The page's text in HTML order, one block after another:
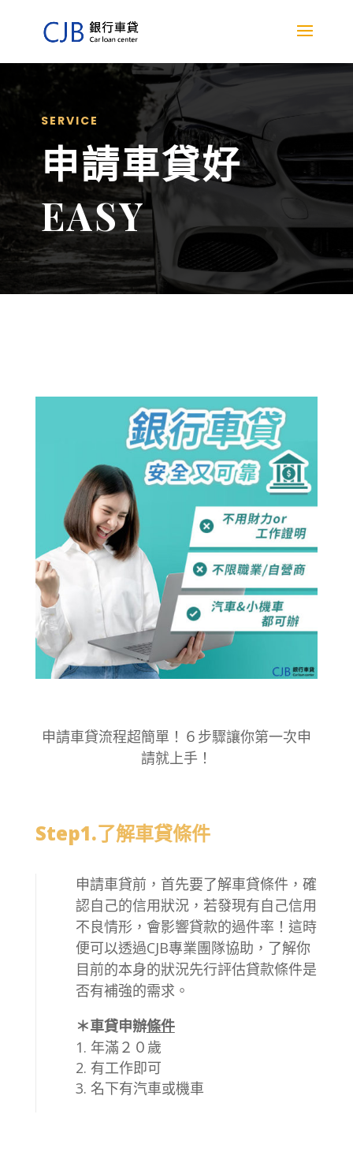
SERVICE
申請車貸好
EASY
申請車貸流程超簡單！６步驟讓你第一次申
請就上手！
Step1.了解車貸條件
申請車貸前，首先要了解車貸條件，確
認自己的信用狀況，若發現有自己信用
不良情形，會影響貸款的過件率！這時
便可以透過CJB專業團隊協助，了解你
目前的本身的狀況先行評估貸款條件是
否有補強的需求。
＊車貸申辦條件
年滿２０歲
有工作即可
名下有汽車或機車